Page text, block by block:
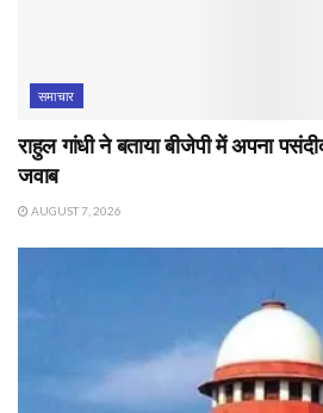
समाचार
राहुल गांधी ने बताया बीजेपी में अपना
जवाब
AUGUST 7, 2026